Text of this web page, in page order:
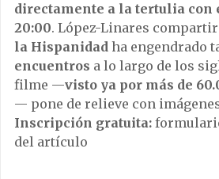
directamente a la tertulia con
20:00. López-Linares
la Hispanidad ha engendrado
encuentros a lo largo de los
filme —visto ya por más de
— pone de relieve con
Inscripción gratuita:
del artículo